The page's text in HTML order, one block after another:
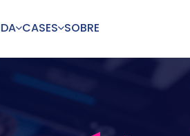
CASES SOBRE